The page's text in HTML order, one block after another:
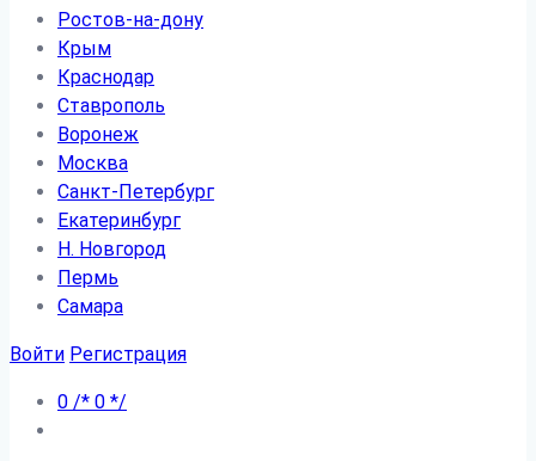
Ростов-на-дону
Крым
Краснодар
Ставрополь
Воронеж
Москва
Санкт-Петербург
Екатеринбург
Н. Новгород
Пермь
Самара
Войти Регистрация
0 /* 0 */